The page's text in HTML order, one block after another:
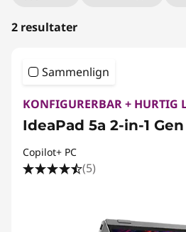
2 resultater
Sammenlign
KONFIGURERBAR + HURTIG
IdeaPad 5a 2-in-1 Gen
Copilot+ PC
(5)